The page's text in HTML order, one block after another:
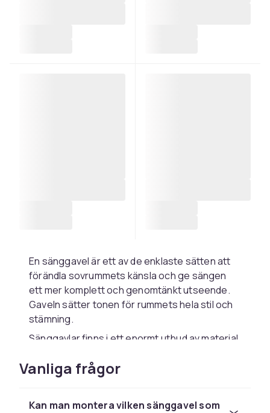
En sänggavel är ett av de enklaste sätten att
förändla sovrummets känsla och ge sängen
ett mer komplett och genomtänkt utseende.
Gaveln sätter tonen för rummets hela stil och
stämning.
Sänggavlar finns i ett enormt utbud av material,
bouclé eller konstläder ger ett lyxigt och
ombonat intryck och är bekväma att luta sig
Vanliga frågor
Kan man montera vilken sänggavel som